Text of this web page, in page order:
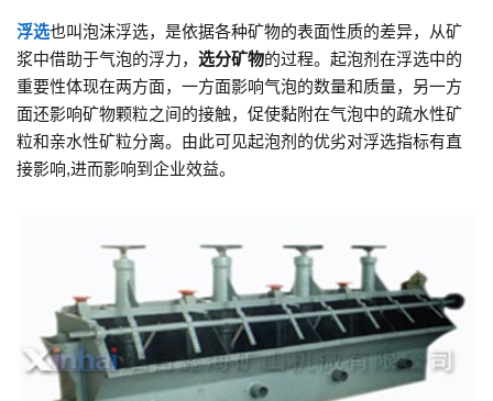
浮选也叫泡沫浮选，是依据各种矿物的表面性质的差异，从矿
浆中借助于气泡的浮力， 选分矿物的过程。起泡剂在浮选中的
重要性体现在两方面，一方面影响气泡的数量和质量，另一方
面还影响矿物颗粒之间的接触，促使黏附在气泡中的疏水性矿
粒和亲水性矿粒分离。由此可见起泡剂的优劣对浮选指标有直
接影响,进而影响到企业效益。